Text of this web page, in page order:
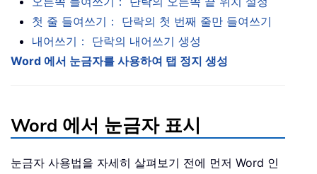
첫 줄 들여쓰기： 단락의 첫 번째 줄만 들여쓰기
내어쓰기： 단락의 내어쓰기 생성
Word 에서 눈금자를 사용하여 탭 정지 생성
Word 에서 눈금자 표시
눈금자 사용법을 자세히 살펴보기 전에 먼저 Word 인